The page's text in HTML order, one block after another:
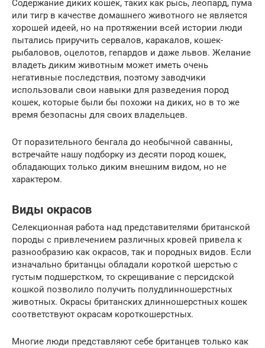
Содержание диких кошек, таких как рысь, леопард, пума
или тигр в качестве домашнего животного не является
хорошей идеей, но на протяжении всей истории люди
пытались приручить сервалов, каракалов, кошек-
рыбаловов, оцелотов, гепардов и даже львов. Желание
владеть диким животным может иметь очень
негативные последствия, поэтому заводчики
использовали свои навыки для разведения пород
кошек, которые были бы похожи на диких, но в то же
время безопасны для своих владельцев.
От поразительного бенгала до необычной саванны,
встречайте нашу подборку из десяти пород кошек,
обладающих только диким внешним видом, но не
характером.
Виды окрасов
Селекционная работа над представителями британской
породы с привлечением различных кровей привела к
разнообразию как окрасов, так и породных видов. Если
изначально британцы обладали короткой шерстью с
густым подшерстком, то скрещивание с персидской
кошкой позволило получить полудлинношерстных
животных. Окрасы британских длинношерстных кошек
соответствуют окрасам короткошерстных.
Многие люди представляют себе британцев только как